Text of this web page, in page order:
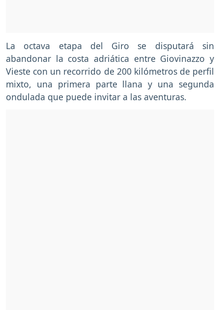
La octava etapa del Giro se disputará sin
abandonar la costa adriática entre Giovinazzo y
Vieste con un recorrido de 200 kilómetros de perfil
mixto, una primera parte llana y una segunda
ondulada que puede invitar a las aventuras.